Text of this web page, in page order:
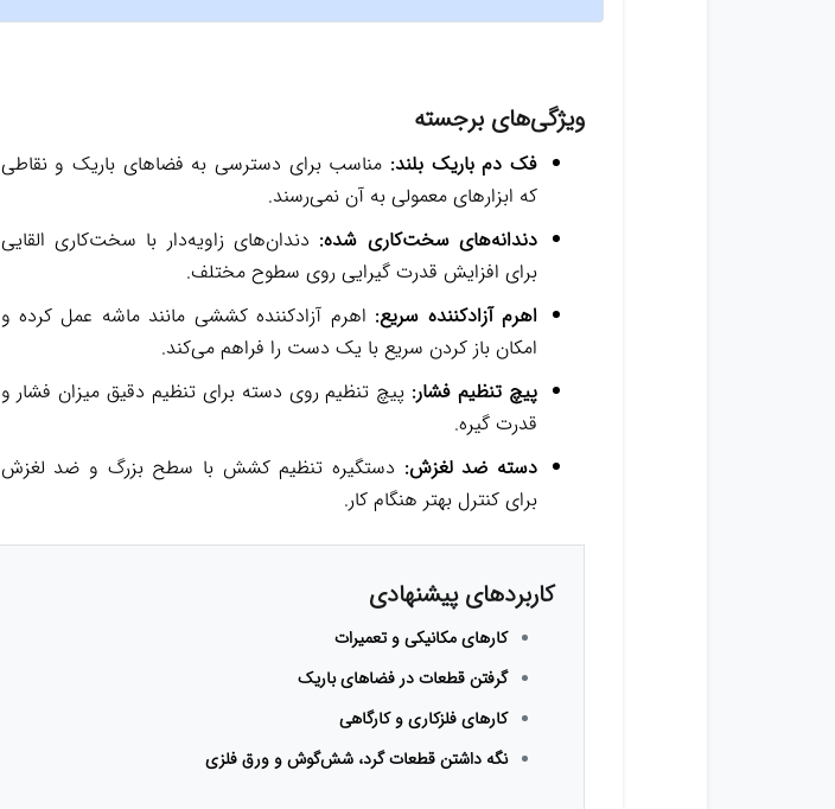
ویژگی‌های برجسته
فک دم باریک بلند: مناسب برای دسترسی به فضاهای باریک و نقاطی
که ابزارهای معمولی به آن نمی‌رسند.
دندانه‌های سخت‌کاری شده: دندان‌های زاویه‌دار با سخت‌کاری القایی
برای افزایش قدرت گیرایی روی سطوح مختلف.
اهرم آزادکننده سریع: اهرم آزادکننده کششی مانند ماشه عمل کرده و
امکان باز کردن سریع با یک دست را فراهم می‌کند.
پیچ تنظیم فشار: پیچ تنظیم روی دسته برای تنظیم دقیق میزان فشار و
قدرت گیره.
دسته ضد لغزش: دستگیره تنظیم کشش با سطح بزرگ و ضد لغزش
برای کنترل بهتر هنگام کار.
کاربردهای پیشنهادی
کارهای مکانیکی و تعمیرات
گرفتن قطعات در فضاهای باریک
کارهای فلزکاری و کارگاهی
نگه داشتن قطعات گرد، شش‌گوش و ورق فلزی